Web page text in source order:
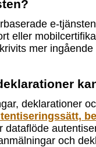
e-
eller
mer
deklarationer
dataflöde
och